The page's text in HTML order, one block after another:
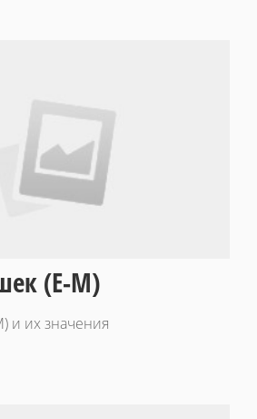
(Е-М)
и их значения